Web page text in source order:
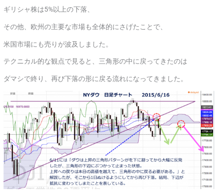
ギリシャ株は5%以上の下落、
その他、欧州の主要な市場も全体的にさげたことで、
米国市場にも売りが波及しました。
テクニカル的な観点で見ると、三角形の中に戻ってきたのは
ダマシで終り、再び下落の形に戻る流れになってきました。